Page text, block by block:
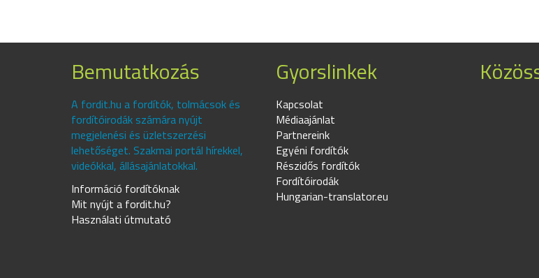
Bemutatkozás
A fordit.hu a fordítók, tolmácsok és
fordítóirodák számára nyújt
megjelenési és üzletszerzési
lehetőséget. Szakmai portál hírekkel,
videókkal, állásajánlatokkal.
Információ fordítóknak
Mit nyújt a fordit.hu?
Használati útmutató
Gyorslinkek
Kapcsolat
Médiaajánlat
Partnereink
Egyéni fordítók
Részidős fordítók
Fordítóirodák
Hungarian-translator.eu